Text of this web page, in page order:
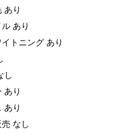
あり
あり
トニング あり
し
あり
あり
なし